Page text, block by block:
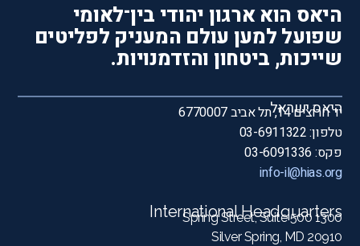
היאס הוא ארגון יהודי בין־לאומי
שפועל למען עולם המעניק לפליטים
שייכות, ביטחון והזדמנויות.
היאס ישראל
יד חרוצים 14, תל אביב 6770007
טלפון: 03-6911322
פקס: 03-6091336
info-il@hias.org
International Headquarters
1300 Spring Street, Suite 500
Silver Spring, MD 20910